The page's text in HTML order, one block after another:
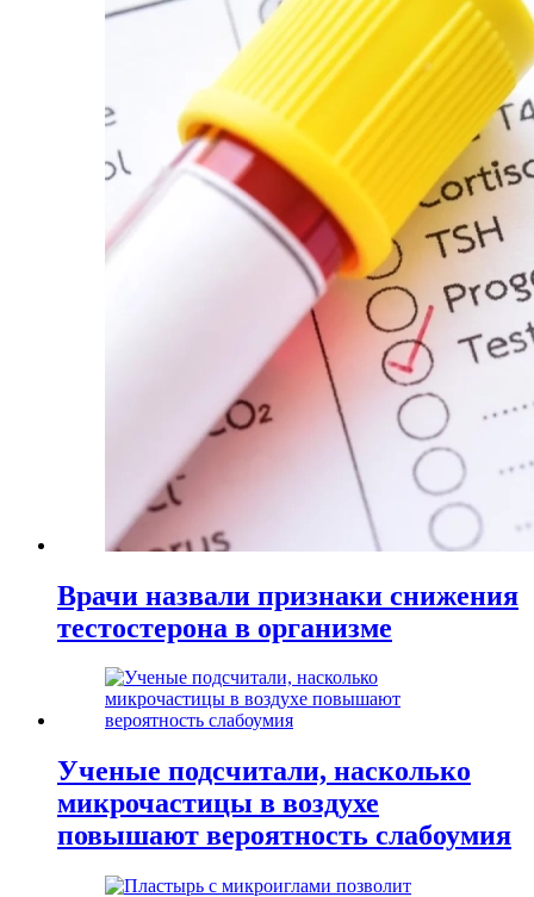
Врачи назвали признаки снижения
тестостерона в организме
Ученые подсчитали, насколько
микрочастицы в воздухе
повышают вероятность слабоумия